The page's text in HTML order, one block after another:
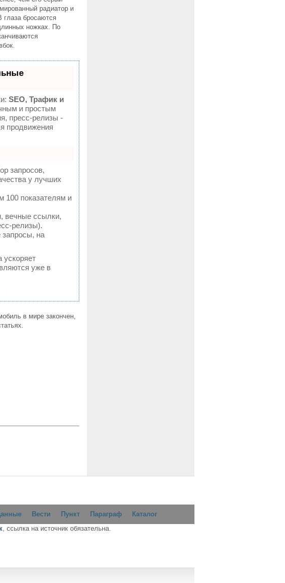
радиатор и
бросаются
ножках. По
SEO, Трафик и
и простым
пресс-релизы -
продвижения
запросов,
у лучших
100 показателям и
вечные ссылки,
релизы).
запросы, на
ускоряет
уже в
в мире закончен,
Вести Пункт Параграф
Каталог
, ссылка на источник обязательна.